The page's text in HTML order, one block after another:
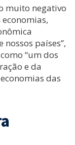
muito negativo
países”,
“um dos
e da
das